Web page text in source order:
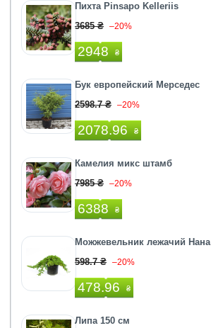
Пихта Pinsapo Kelleriis
3685 ₴ –20%
2948 ₴
Бук европейский Мерседес
2598.7 ₴ –20%
2078.96 ₴
Камелия микс штамб
7985 ₴ –20%
6388 ₴
Можжевельник лежачий Нана
598.7 ₴ –20%
478.96 ₴
Липа 150 см